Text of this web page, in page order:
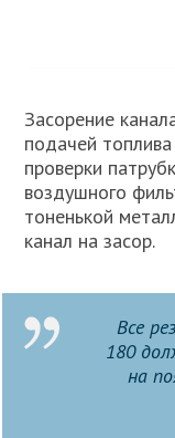
Засорение
подачей
проверки
воздушного
тоненькой
канал на засор.
Все
180
на